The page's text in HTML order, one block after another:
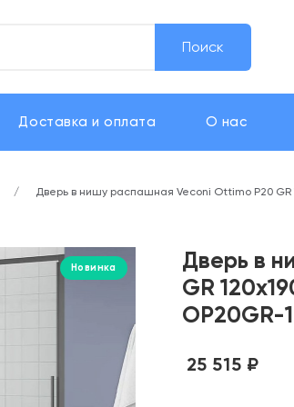
Поиск
Доставка и оплата О нас
Дверь в нишу распашная Veconi Ottimo P20 GR
Новинка
Дверь в
GR
OP20GR-
25 515 ₽